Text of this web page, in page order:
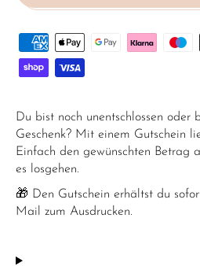
Du bist noch unentschlossen oder
Geschenk? Mit einem Gutschein
Einfach den gewünschten Betrag
es losgehen.
🎁 Den Gutschein erhältst du
Mail zum Ausdrucken.